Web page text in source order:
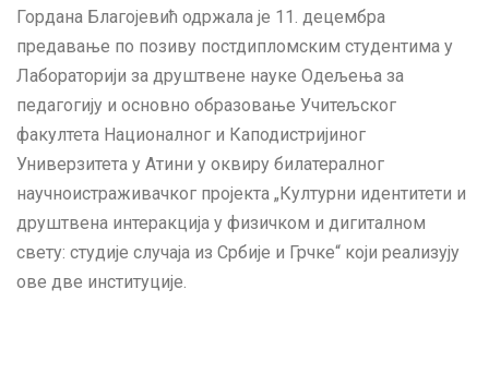
Гордана Благојевић одржала је 11. децембра
предавање по позиву постдипломским студентима у
Лабораторији за друштвене науке Одељења за
педагогију и основно образовање Учитељског
факултета Националног и Каподистријиног
Универзитета у Атини у оквиру билатералног
научноистраживачког пројекта „Културни идентитети и
друштвена интеракција у физичком и дигиталном
свету: студије случаја из Србије и Грчке“ који реализују
ове две институције.